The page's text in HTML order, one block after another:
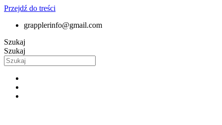
Przejdź do treści
grapplerinfo@gmail.com
Szukaj
Szukaj